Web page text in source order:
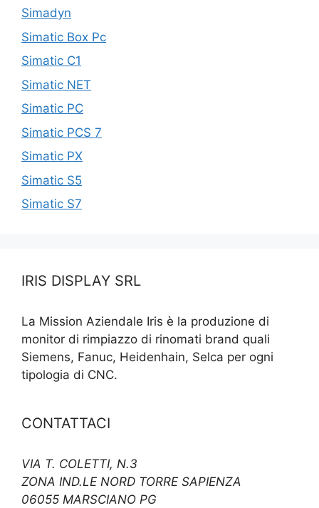
Simadyn
Simatic Box Pc
Simatic C1
Simatic NET
Simatic PC
Simatic PCS 7
Simatic PX
Simatic S5
Simatic S7
IRIS DISPLAY SRL
La Mission Aziendale Iris è la produzione di
monitor di rimpiazzo di rinomati brand quali
Siemens, Fanuc, Heidenhain, Selca per ogni
tipologia di CNC.
CONTATTACI
VIA T. COLETTI, N.3
ZONA IND.LE NORD TORRE SAPIENZA
06055 MARSCIANO PG